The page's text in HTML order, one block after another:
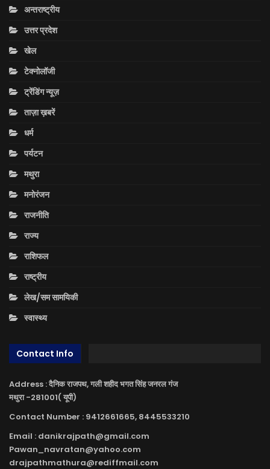
अन्तराष्ट्रीय
उत्तर प्रदेश
खेल
टेक्नोलॉजी
ट्रेंडिंग न्यूज़
ताज़ा ख़बरें
धर्म
पर्यटन
मथुरा
मनोरंजन
राजनीति
राज्य
राशिफल
राष्ट्रीय
लेख/सम सामयिकी
स्वास्थ्य
Contact Info
Address : दैनिक राजपथ, गली शहीद भगत सिंह जनरल गंज
मथुरा -281001( यूपी)
Contact Number : 9412661665, 8445533210
Email : danikrajpath@gmail.com
Pawan_navratan@yahoo.com
drajpathmathura@rediffmail.com